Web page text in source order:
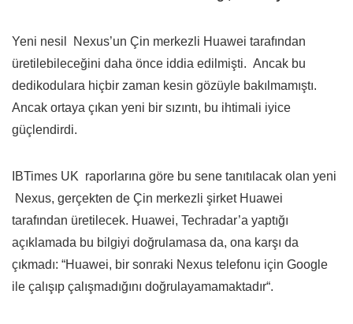
Yeni nesil Nexus’un Çin merkezli Huawei tarafından
üretilebileceğini daha önce iddia edilmişti. Ancak bu
dedikodulara hiçbir zaman kesin gözüyle bakılmamıştı.
Ancak ortaya çıkan yeni bir sızıntı, bu ihtimali iyice
güçlendirdi.
IBTimes UK raporlarına göre bu sene tanıtılacak olan yeni
Nexus, gerçekten de Çin merkezli şirket Huawei
tarafından üretilecek. Huawei, Techradar’a yaptığı
açıklamada bu bilgiyi doğrulamasa da, ona karşı da
çıkmadı: “Huawei, bir sonraki Nexus telefonu için Google
ile çalışıp çalışmadığını doğrulayamamaktadır“.